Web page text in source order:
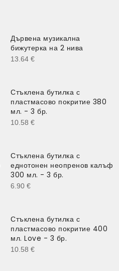
Дървена музикална
бижутерка на 2 нива
13.64 €
Стъклена бутилка с
пластмасово покритие 380
мл. - 3 бр.
10.58 €
Стъклена бутилка с
еднотонен неопренов калъф
300 мл. - 3 бр.
6.90 €
Стъклена бутилка с
пластмасово покритие 400
мл. Love - 3 бр.
10.58 €